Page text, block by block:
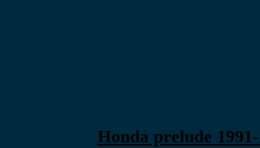
Honda prelude